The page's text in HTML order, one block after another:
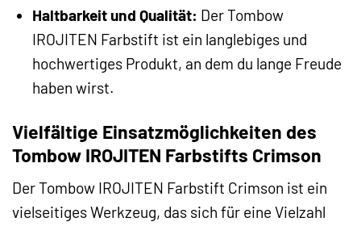
Haltbarkeit und Qualität: Der Tombow
IROJITEN Farbstift ist ein langlebiges und
hochwertiges Produkt, an dem du lange Freude
haben wirst.
Vielfältige Einsatzmöglichkeiten des
Tombow IROJITEN Farbstifts Crimson
Der Tombow IROJITEN Farbstift Crimson ist ein
vielseitiges Werkzeug, das sich für eine Vielzahl